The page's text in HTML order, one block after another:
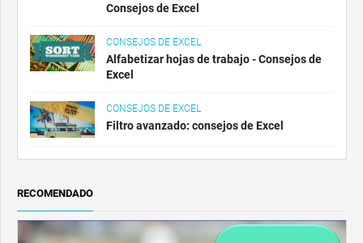
Consejos de Excel
CONSEJOS DE EXCEL
Alfabetizar hojas de trabajo - Consejos de
Excel
CONSEJOS DE EXCEL
Filtro avanzado: consejos de Excel
RECOMENDADO